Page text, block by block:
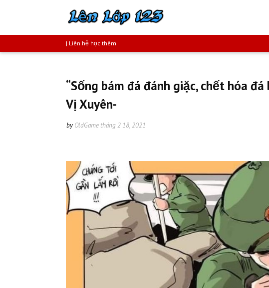
| Liên hệ học thêm
“Sống bám đá đánh giặc, chết hóa
Vị Xuyên-
by OldGame tháng 2 18, 2021